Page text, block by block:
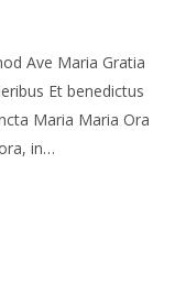
Ave Maria Gratia
Et benedictus
Maria Maria Ora
in…